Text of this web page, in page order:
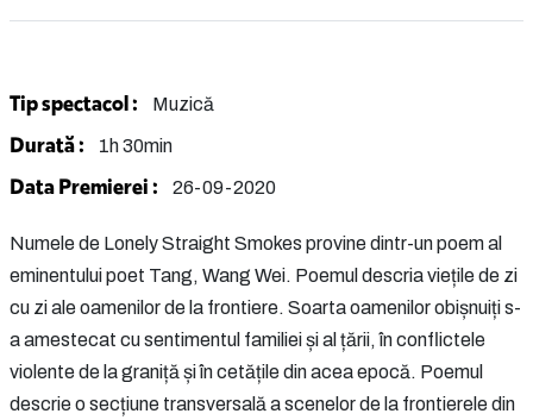
Tip spectacol : Muzică
Durată : 1h 30min
Data Premierei : 26-09-2020
Numele de Lonely Straight Smokes provine dintr-un poem al
eminentului poet Tang, Wang Wei. Poemul descria viețile de zi
cu zi ale oamenilor de la frontiere. Soarta oamenilor obișnuiți s-
a amestecat cu sentimentul familiei și al țării, în conflictele
violente de la graniță și în cetățile din acea epocă. Poemul
descrie o secțiune transversală a scenelor de la frontierele din